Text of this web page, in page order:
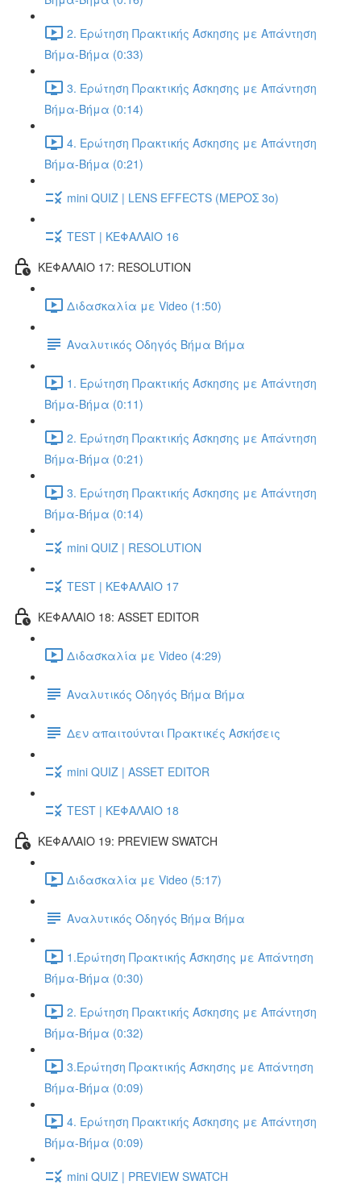
2. Ερώτηση Πρακτικής Άσκησης με Απάντηση
Βήμα-Βήμα (0:33)
3. Ερώτηση Πρακτικής Άσκησης με Απάντηση
Βήμα-Βήμα (0:14)
4. Ερώτηση Πρακτικής Άσκησης με Απάντηση
Βήμα-Βήμα (0:21)
mini QUIZ | LENS EFFECTS (ΜΕΡΟΣ 3o)
TEST | ΚΕΦΑΛΑΙΟ 16
ΚΕΦΑΛΑΙΟ 17: RESOLUTION
Διδασκαλία με Video (1:50)
Αναλυτικός Οδηγός Βήμα Βήμα
1. Ερώτηση Πρακτικής Άσκησης με Απάντηση
Βήμα-Βήμα (0:11)
2. Ερώτηση Πρακτικής Άσκησης με Απάντηση
Βήμα-Βήμα (0:21)
3. Ερώτηση Πρακτικής Άσκησης με Απάντηση
Βήμα-Βήμα (0:14)
mini QUIZ | RESOLUTION
TEST | ΚΕΦΑΛΑΙΟ 17
ΚΕΦΑΛΑΙΟ 18: ASSET EDITOR
Διδασκαλία με Video (4:29)
Αναλυτικός Οδηγός Βήμα Βήμα
Δεν απαιτούνται Πρακτικές Ασκήσεις
mini QUIZ | ASSET EDITOR
TEST | ΚΕΦΑΛΑΙΟ 18
ΚΕΦΑΛΑΙΟ 19: PREVIEW SWATCH
Διδασκαλία με Video (5:17)
Αναλυτικός Οδηγός Βήμα Βήμα
1.Ερώτηση Πρακτικής Άσκησης με Απάντηση
Βήμα-Βήμα (0:30)
2. Ερώτηση Πρακτικής Άσκησης με Απάντηση
Βήμα-Βήμα (0:32)
3.Ερώτηση Πρακτικής Άσκησης με Απάντηση
Βήμα-Βήμα (0:09)
4. Ερώτηση Πρακτικής Άσκησης με Απάντηση
Βήμα-Βήμα (0:09)
mini QUIZ | PREVIEW SWATCH